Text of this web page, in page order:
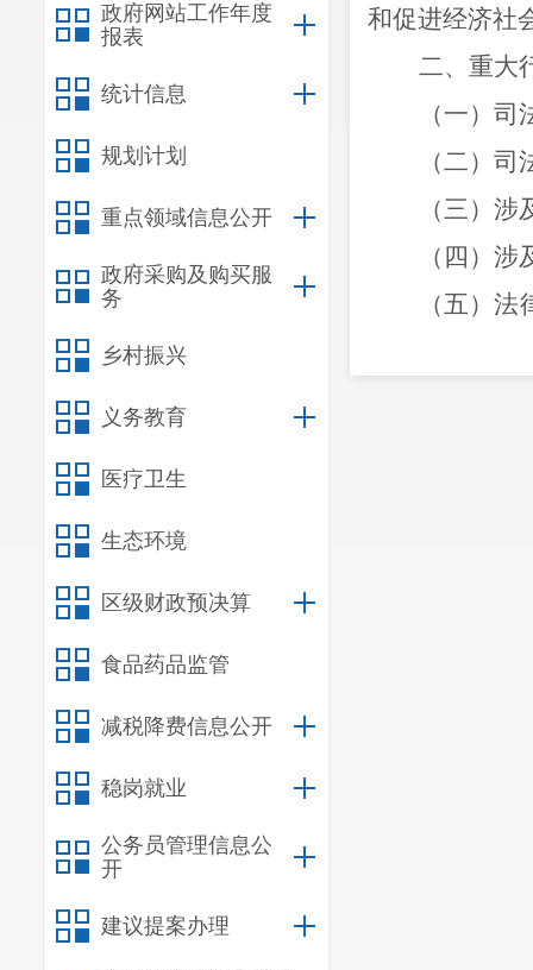
政府网站工作年度
报表
统计信息
规划计划
重点领域信息公开
政府采购及购买服
务
乡村振兴
义务教育
医疗卫生
生态环境
区级财政预决算
食品药品监管
减税降费信息公开
稳岗就业
公务员管理信息公
开
建议提案办理
和促进经济社
二、重大
（一）
（二）
（三）涉
（四）
（五）